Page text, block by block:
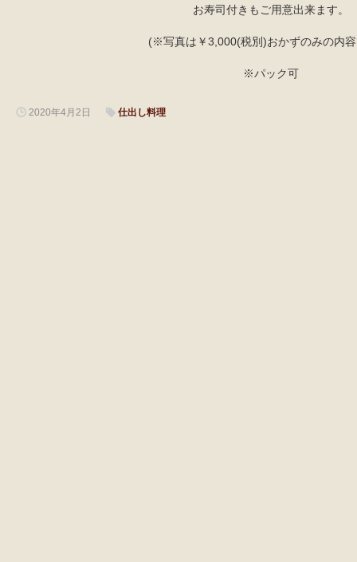
お寿司付きもご用意出来ます。
(※写真は￥3,000(税別)おかずのみの内
※パック可
2020年4月2日 仕出し料理